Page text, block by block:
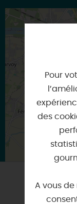
A TESTER
Pour
des
A vous